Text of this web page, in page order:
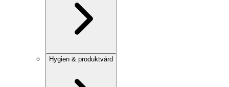
Hygien & produktvård